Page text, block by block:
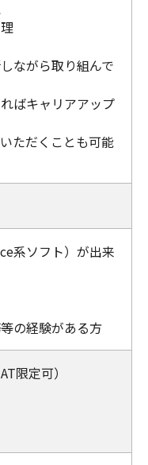
ながら取り組んで
ばキャリアアップ
ただくことも可能
系ソフト）が出来
の経験がある方
限定可）